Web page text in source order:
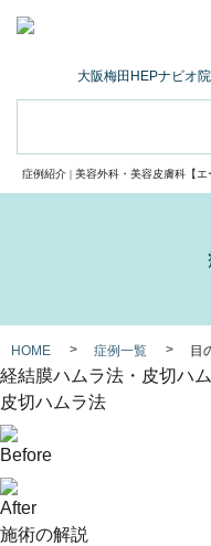
症例紹介 | 美容外科・美容皮膚科【
大阪梅田HEPナビオ院
HOME 症例一覧 目
経結膜ハムラ法・皮切ハ
皮切ハムラ法
Before
After
施術の解説